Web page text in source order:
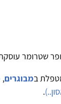
שטרומר
במבוגרים,
.